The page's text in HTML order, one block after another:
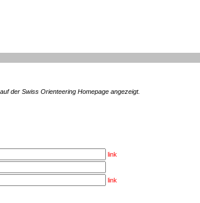
der Swiss Orienteering Homepage angezeigt.
link
link